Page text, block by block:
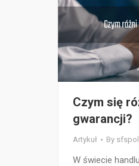
Czym się
gwarancji?
Artykuł By
W świecie